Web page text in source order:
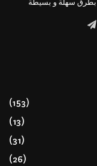
بطرق سهلة و بسيطة
انستقرام
(153)
(13)
(31)
(26)